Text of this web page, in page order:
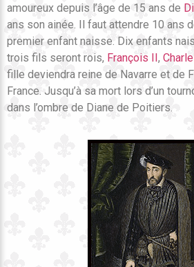
amoureux depuis l’âge de 15 ans de
ans son ainée. Il faut attendre 10 ans
premier enfant naisse. Dix enfants
trois fils seront rois, François II,
fille deviendra reine de Navarre et de
France. Jusqu’à sa mort lors d’un
dans l’ombre de Diane de Poitiers.